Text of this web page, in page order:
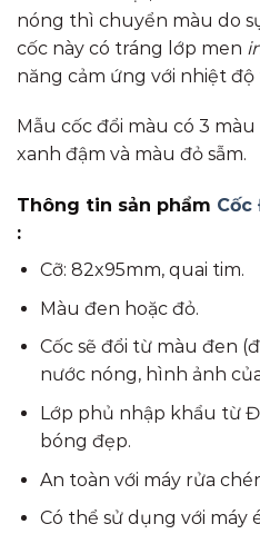
nóng thì chuyển màu do
cốc này có tráng lớp men
năng cảm ứng với nhiệt
Mẫu cốc đổi màu có 3
xanh đậm và màu đỏ sẫm.
Thông tin sản phẩm Cốc
:
Cỡ: 82x95mm, quai tim.
Màu đen hoặc đỏ.
Cốc sẽ đổi từ màu đen
nước nóng, hình ảnh
Lớp phủ nhập khẩu từ
bóng đẹp.
An toàn với máy rửa
Có thể sử dụng với máy